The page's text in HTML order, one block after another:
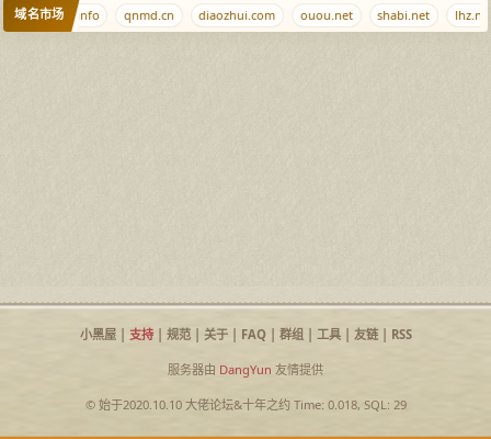
域名市场9999.info qnmd.cn diaozhui.com ouou.net shabi.net lhz.net
小黑屋| 支持| 规范| 关于| FAQ| 群组| 工具| 友链| RSS
服务器由 DangYun 友情提供
© 始于2020.10.10 大佬论坛&十年之约Time: 0.018, SQL: 29